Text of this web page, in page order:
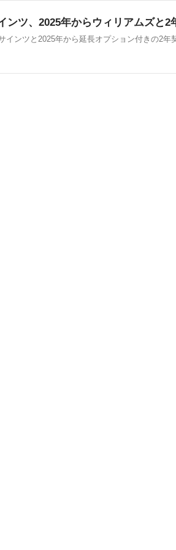
ンツ、2025年からウィリアムズと
インツと2025年から延長オプション付きの2